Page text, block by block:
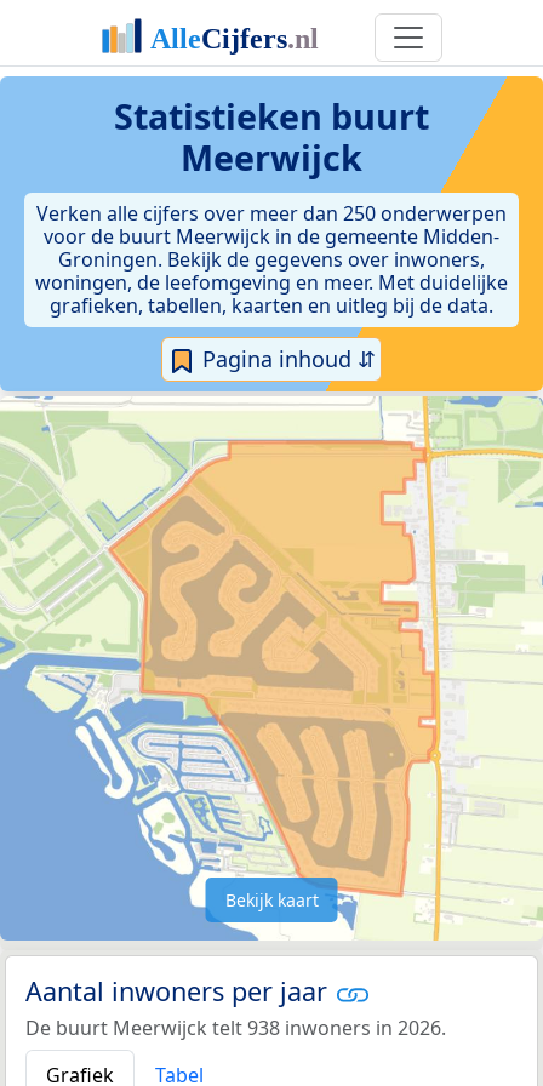
Statistieken buurt
Meerwijck
Verken alle cijfers over meer dan 250 onderwerpen
voor de buurt Meerwijck in de gemeente Midden-
Groningen. Bekijk de gegevens over inwoners,
woningen, de leefomgeving en meer. Met duidelijke
grafieken, tabellen, kaarten en uitleg bij de data.
Pagina inhoud ⇵
Bekijk kaart
Aantal inwoners per jaar
De buurt Meerwijck telt 938 inwoners in 2026.
Grafiek
Tabel